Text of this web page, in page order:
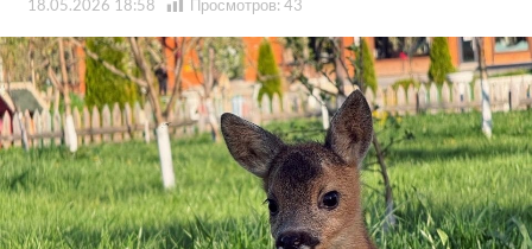
18.05.2026 18:58 Просмотров: 43